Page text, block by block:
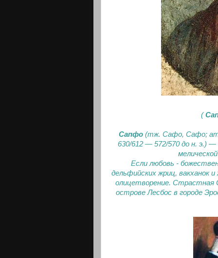
(
Сапфо (тж. Сафо, Сафо;
630/612 — 572/570 до н. э.) —
Если любовь -
дельфийских жриц, вакханок
олицетворение. Страстная
острове Лесбос в городе